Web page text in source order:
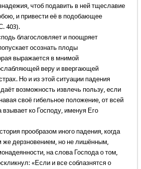
чтоб подавить в ней тщеславие
и привести её в подобающее
403).
благословляет и поощряет
осознать плоды
выражается в мнимой
веру и ввергающей
Но и из этой ситуации падения
возможность извлечь пользу, если
своё гибельное положение, от всей
взывает ко Господу, именуя Его
прообразом иного падения, когда
же дерзновением, но не лишённым,
на слова Господа о том,
«Если и все соблазнятся о